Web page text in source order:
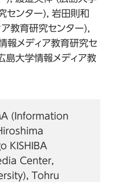
センター), 岩田則和
教育研究センター),
報メディア教育研究セ
島大学情報メディア教
(Information
KISHIBA
Center,
Tohru